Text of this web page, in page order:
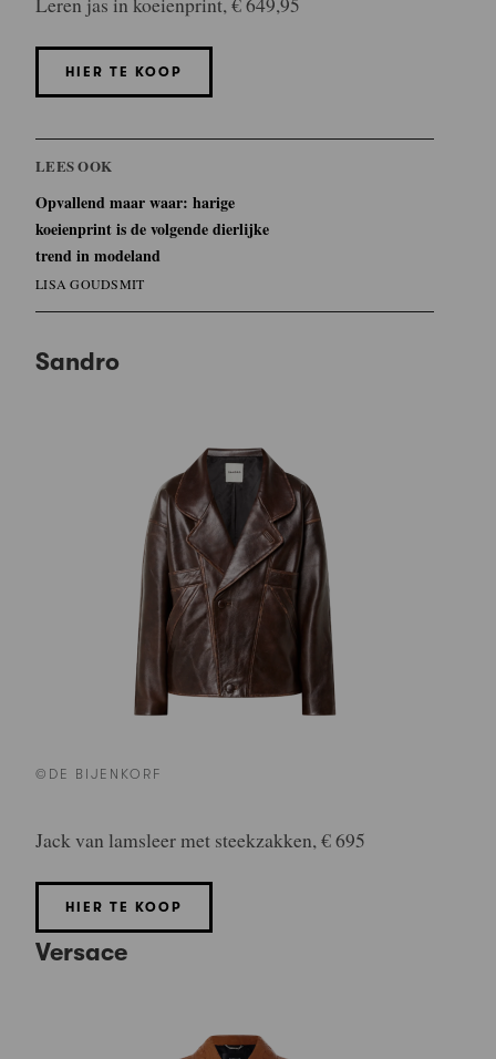
HIER TE KOOP
LEES OOK
Opvallend maar waar: harige
koeienprint is de volgende dierlijke
trend in modeland
LISA GOUDSMIT
Sandro
©DE BIJENKORF
Jack van lamsleer met steekzakken, € 695
HIER TE KOOP
Versace